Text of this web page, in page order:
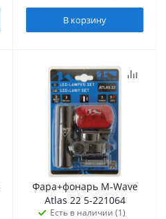
В корзину
Фара+фонарь M-Wave
Atlas 22 5-221064
Есть в наличии (1)